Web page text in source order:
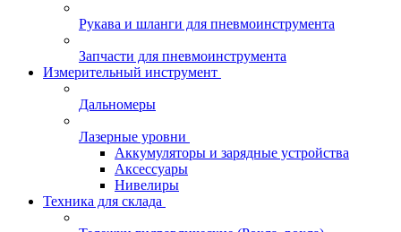
Рукава и шланги для пневмоинструмента
Запчасти для пневмоинструмента
Измерительный инструмент
Дальномеры
Лазерные уровни
Аккумуляторы и зарядные устройства
Аксессуары
Нивелиры
Техника для склада